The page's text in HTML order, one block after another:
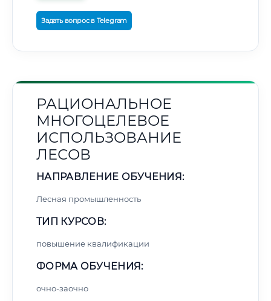
Задать вопрос в Telegram
РАЦИОНАЛЬНОЕ
МНОГОЦЕЛЕВОЕ
ИСПОЛЬЗОВАНИЕ
ЛЕСОВ
НАПРАВЛЕНИЕ ОБУЧЕНИЯ:
Лесная промышленность
ТИП КУРСОВ:
повышение квалификации
ФОРМА ОБУЧЕНИЯ:
очно-заочно